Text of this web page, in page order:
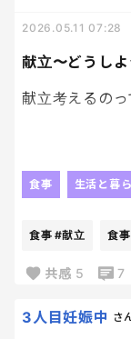
献立〜どうし
2026.05.11 07:28
献立考えるの
学校や幼稚園
しかも、栄養
食事 生活と暮
食事 #献立 食事
共感 5 7
3人目妊娠中 さ